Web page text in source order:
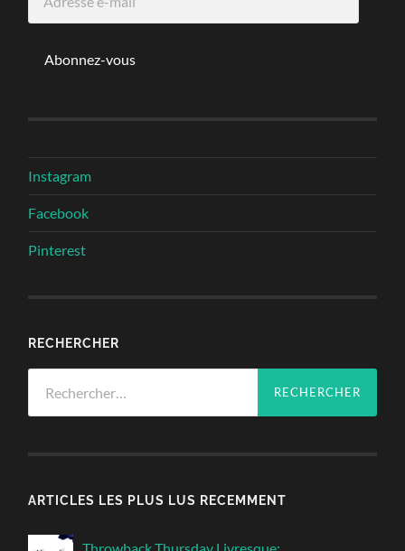
Abonnez-vous
Instagram
Facebook
Pinterest
RECHERCHER
ARTICLES LES PLUS LUS RECEMMENT